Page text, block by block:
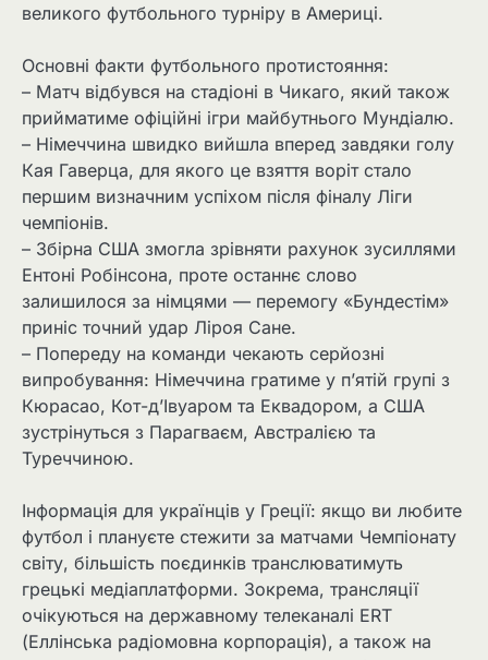
великого футбольного турніру в Америці.
Основні факти футбольного протистояння:
– Матч відбувся на стадіоні в Чикаго, який також
прийматиме офіційні ігри майбутнього Мундіалю.
– Німеччина швидко вийшла вперед завдяки голу
Кая Гаверца, для якого це взяття воріт стало
першим визначним успіхом після фіналу Ліги
чемпіонів.
– Збірна США змогла зрівняти рахунок зусиллями
Ентоні Робінсона, проте останнє слово
залишилося за німцями — перемогу «Бундестім»
приніс точний удар Ліроя Сане.
– Попереду на команди чекають серйозні
випробування: Німеччина гратиме у п’ятій групі з
Кюрасао, Кот-д’Івуаром та Еквадором, а США
зустрінуться з Парагваєм, Австралією та
Туреччиною.
Інформація для українців у Греції: якщо ви любите
футбол і плануєте стежити за матчами Чемпіонату
світу, більшість поєдинків транслюватимуть
грецькі медіаплатформи. Зокрема, трансляції
очікуються на державному телеканалі ERT
(Еллінська радіомовна корпорація), а також на